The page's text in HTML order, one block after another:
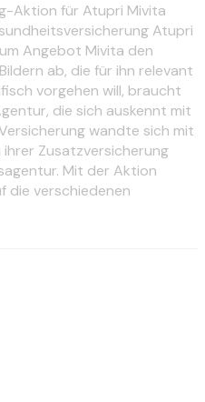
Aktion für Atupri Mivita
Atupri
Angebot Mivita den
ab, die für ihn relevant
vorgehen will, braucht
die sich auskennt mit
wandte sich mit
Zusatzversicherung
Mit der Aktion
die verschiedenen